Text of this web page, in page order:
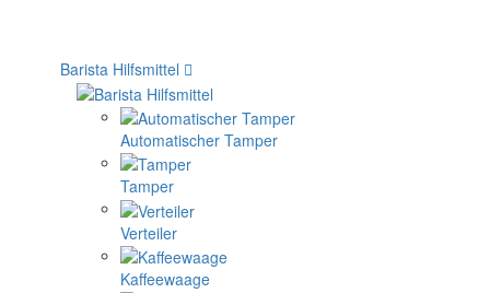
Barista Hilfsmittel
Automatischer Tamper
Tamper
Verteiler
Kaffeewaage